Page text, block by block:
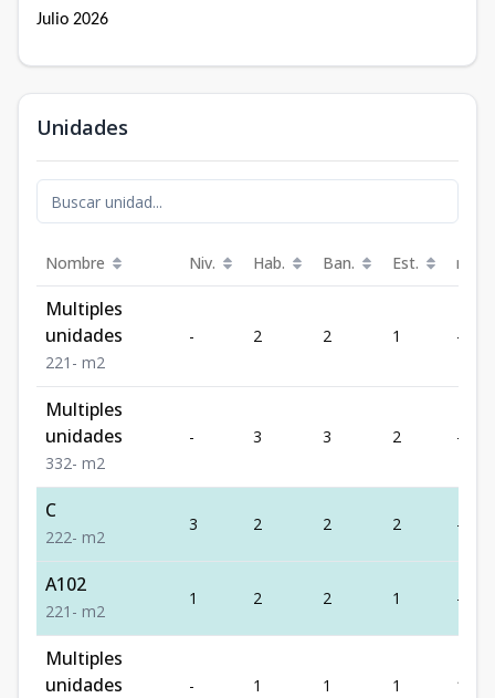
Julio 2026
Unidades
Nombre Niv. Hab. Ban. Est. m²
Multiples
unidades
221 - m2
- 2 2 1 -
Multiples
unidades
332- m2
- 3 3 2 -
C
222- m2
3 2 2 2 -
A102
221 - m2
1 2 2 1 -
Multiples
unidades
- 1 1 1 112.4